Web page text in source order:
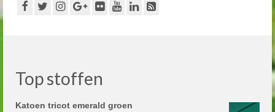
Top stoffen
Katoen tricot emerald groen